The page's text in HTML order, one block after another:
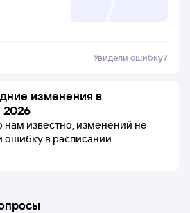
Увидели ошибку?
изменения в
2026
нам известно, изменений не
ошибку в расписании -